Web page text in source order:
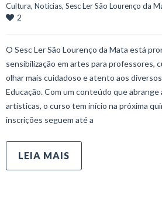
Cultura, Notícias, Sesc Ler São Lourenço da
2
O Sesc Ler São Lourenço da Mata está
sensibilização em artes para professores,
olhar mais cuidadoso e atento aos
Educação. Com um conteúdo que abrange
artísticas, o curso tem início na próxima
inscrições seguem até a
LEIA MAIS